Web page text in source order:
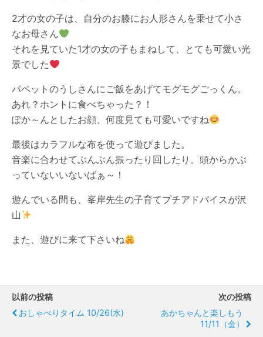
2才の女の子は、自分のお膝にお人形さんを乗せて小さ
なお母さん
それを見ていた1才の女の子もまねして、とても可愛い光
景でした
パペットのうしさんにご飯をあげてモグモグごっくん。
あれ？ホントに食べちゃった？！
ぽか～んとしたお顔、何度見ても可愛いですね
最後はカラフルな布を使って遊びました。
音楽に合わせてぶんぶん振ったり回したり。頭からかぶ
っていないいないばぁ～！
遊んでいる間も、峯岸先生の子育てプチアドバイスが沢
山
また、遊びに来て下さいね
以前の投稿
おしゃべりタイム 10/26(水)
次の投稿
あかちゃんと楽しもう
11/11（金）